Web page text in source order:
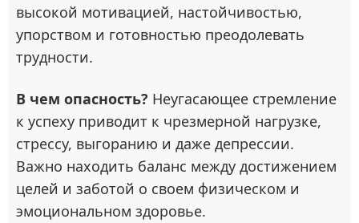
высокой мотивацией, настойчивостью,
упорством и готовностью преодолевать
трудности.
В чем опасность? Неугасающее стремление
к успеху приводит к чрезмерной нагрузке,
стрессу, выгоранию и даже депрессии.
Важно находить баланс между достижением
целей и заботой о своем физическом и
эмоциональном здоровье.